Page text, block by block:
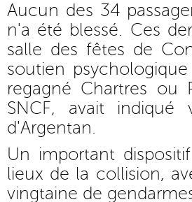
Aucun des 34
n'a été blessé. Ces
salle des fêtes de
soutien
regagné Chartres ou
SNCF, avait indiqué
d'Argentan.
Un important
lieux de la collision,
vingtaine de